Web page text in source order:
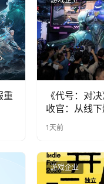
重
《代号：对
收官：从线
实期待
1天前
游戏企业